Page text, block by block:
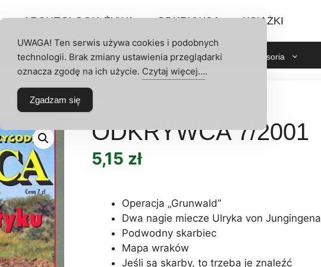
ARCHEOLOGIA ŻYWA ODKRYWCA KSIĄŻKI
Archeologia Żywa Odkrywca Akcesoria
/ ODKRYWCA 7/2001
ODKRYWCA 7/2001
5,15 zł
Operacja „Grunwald”
Dwa nagie miecze Ulryka von Jungingena
Podwodny skarbiec
Mapa wraków
Jeśli są skarby, to trzeba je znaleźć
UWAGA! Ten serwis używa cookies i podobnych
technologii. Brak zmiany ustawienia przeglądarki
oznacza zgodę na ich użycie. Czytaj więcej….
Zgadzam się